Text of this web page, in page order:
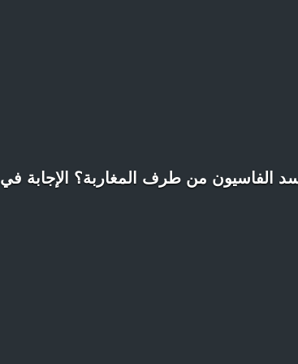
من طرف المغاربة؟ الإجابة في 10 أماكن تاريخية